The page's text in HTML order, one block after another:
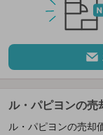
ル・パピヨンの売
ル・パピヨンの売却